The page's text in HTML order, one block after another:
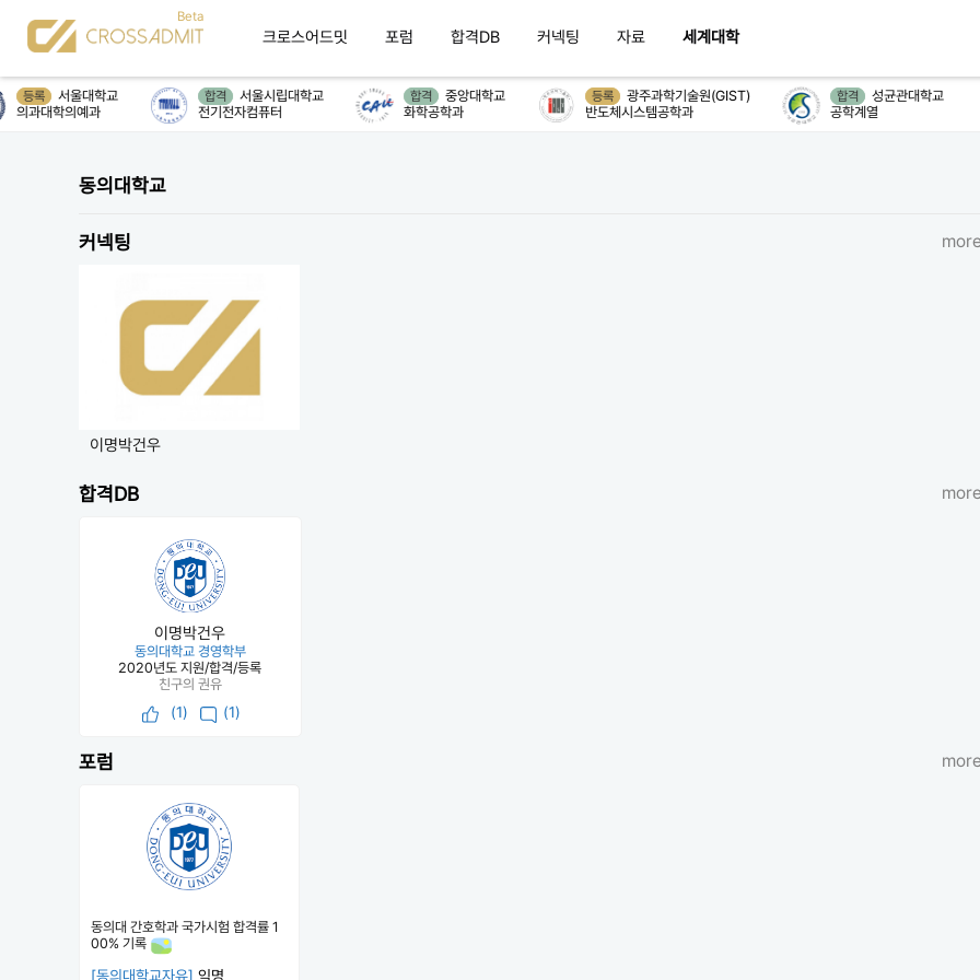
크로스어드밋 포럼 합격DB 커넥팅 자료 세계대학
등록
서울대학교
의과대학의예과
합격
서울시립대학교
전기전자컴퓨터
합격
중앙대학교
화학공학과
등록
광주과학기술원(GIST)
반도체시스템공학과
합격
성균관대학교
공학계열
동의대학교
커넥팅
이명박건우
합격DB
이명박건우
동의대학교 경영학부
2020년도 지원/합격/등록
친구의 권유
(1) (1)
포럼
동의대 간호학과 국가시험 합격률 1
00% 기록
[동의대학교자유] 익명